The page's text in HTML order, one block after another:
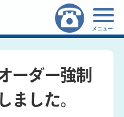
メニュー
ーダー強制
ました。